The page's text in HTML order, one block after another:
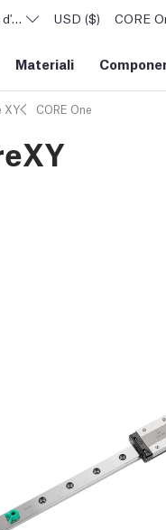
USD ($) CORE
Materiali
XY CORE One